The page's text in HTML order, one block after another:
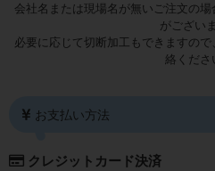
会社名または現場名が無いご注文の
がございま
必要に応じて切断加工もできますの
絡くださ
お支払い方法
クレジットカード決済